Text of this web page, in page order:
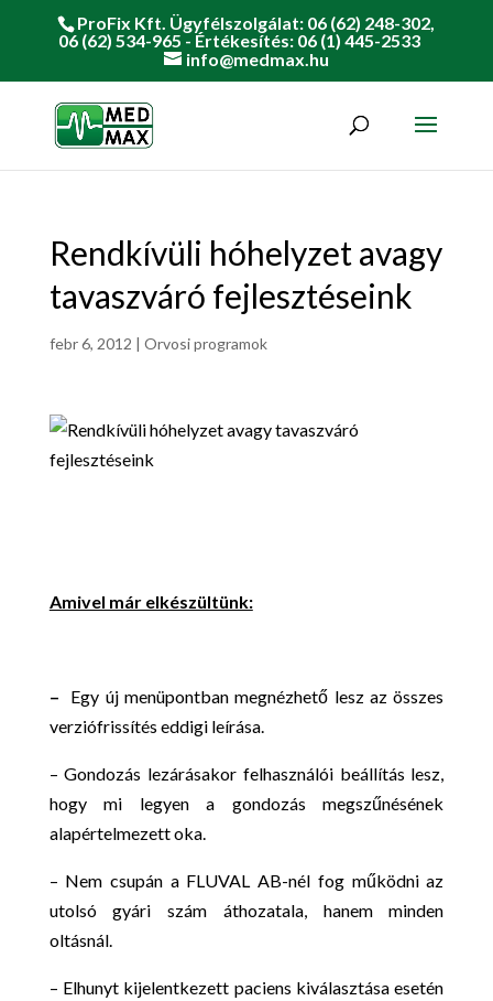
ProFix Kft. Ügyfélszolgálat: 06 (62) 248-302,
06 (62) 534-965 - Értékesítés: 06 (1) 445-2533
info@medmax.hu
Rendkívüli hóhelyzet avagy
tavaszváró fejlesztéseink
febr 6, 2012 | Orvosi programok
Amivel már elkészültünk:
– Egy új menüpontban megnézhető lesz az összes
verziófrissítés eddigi leírása.
– Gondozás lezárásakor felhasználói beállítás lesz,
hogy mi legyen a gondozás megszűnésének
alapértelmezett oka.
– Nem csupán a FLUVAL AB-nél fog működni az
utolsó gyári szám áthozatala, hanem minden
oltásnál.
– Elhunyt kijelentkezett paciens kiválasztása esetén